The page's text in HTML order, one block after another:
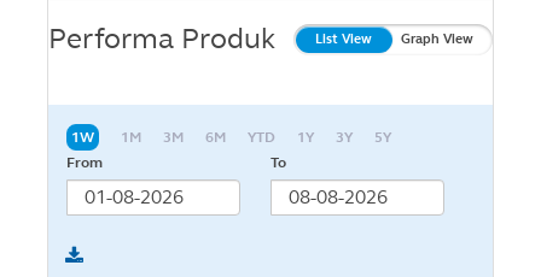
Performa Produk List View Graph View
1W 1M 3M 6M YTD 1Y 3Y
5Y
From
To